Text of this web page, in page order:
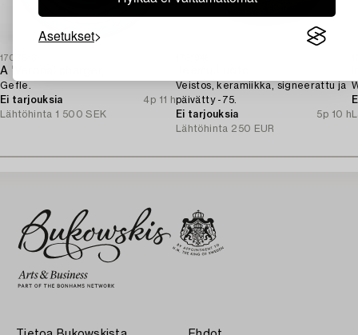
Asetukset
1707813
A 'Verona' charger,
Gefle.
Ei tarjouksia
4p 11 h
Lähtöhinta 1 500 SEK
Veistos, keramiikka, signeerattu ja
päivätty -75.
Ei tarjouksia
5p 10 h
Lähtöhinta 250 EUR